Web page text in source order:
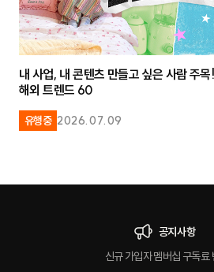
유행중 2026.07.09
내 사업, 내 콘텐츠 만들고 싶은 사람 주
해외 트렌드 60
공지사항
신규 가입자 멤버십 구독료